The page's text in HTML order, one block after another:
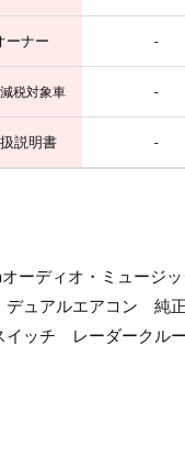
ーナー -
税対象車 -
説明書 -
オーディオ・ミュ
アルエアコン 純
ッチ レーダーク